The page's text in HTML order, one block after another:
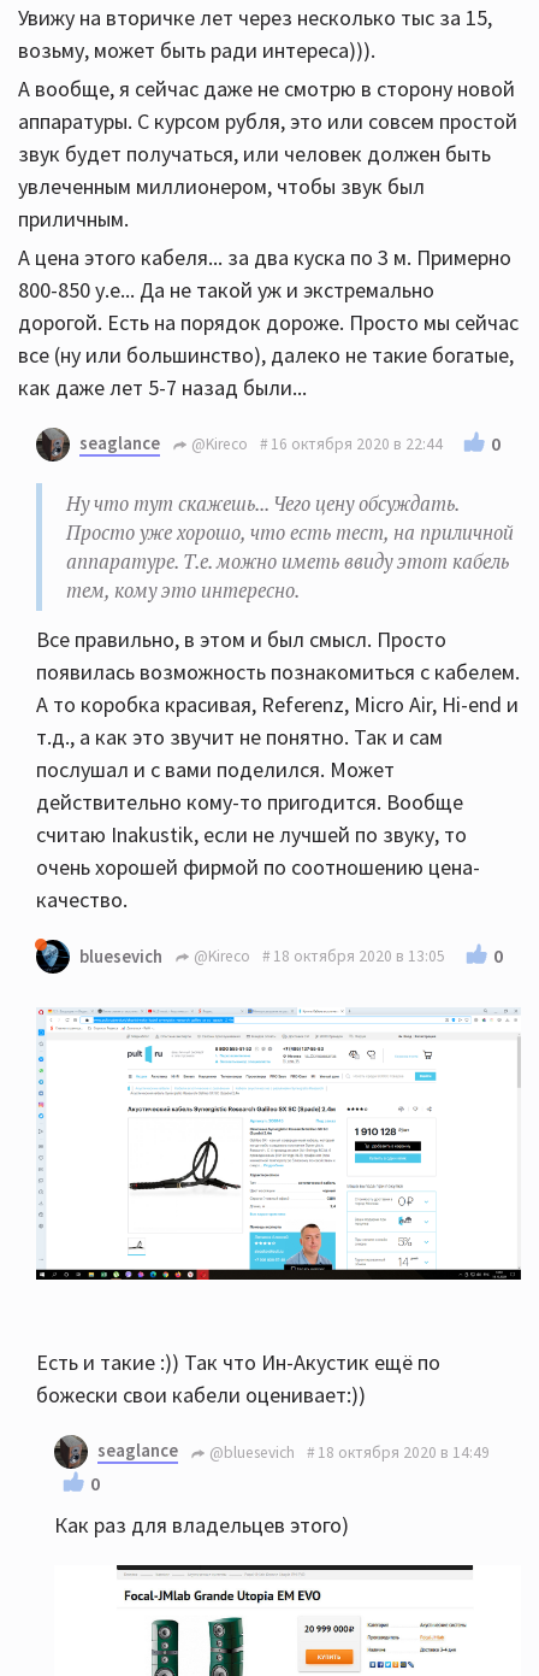
Увижу на вторичке лет через несколько тыс за 15,
возьму, может быть ради интереса))).
А вообще, я сейчас даже не смотрю в сторону новой
аппаратуры. С курсом рубля, это или совсем простой
звук будет получаться, или человек должен быть
увлеченным миллионером, чтобы звук был
приличным.
А цена этого кабеля... за два куска по 3 м. Примерно
800-850 у.е... Да не такой уж и экстремально
дорогой. Есть на порядок дороже. Просто мы сейчас
все (ну или большинство), далеко не такие богатые,
как даже лет 5-7 назад были...
seaglance @Kireco 16 октября 2020 в 22:44 0
Ну что тут скажешь... Чего цену обсуждать.
Просто уже хорошо, что есть тест, на приличной
аппаратуре. Т.е. можно иметь ввиду этот кабель
тем, кому это интересно.
Все правильно, в этом и был смысл. Просто
появилась возможность познакомиться с кабелем.
А то коробка красивая, Referenz, Micro Air, Hi-end и
т.д., а как это звучит не понятно. Так и сам
послушал и с вами поделился. Может
действительно кому-то пригодится. Вообще
считаю Inakustik, если не лучшей по звуку, то
очень хорошей фирмой по соотношению цена-
качество.
bluesevich @Kireco 18 октября 2020 в 13:05 0
Есть и такие :)) Так что Ин-Акустик ещё по
божески свои кабели оценивает:))
seaglance @bluesevich 18 октября 2020 в 14:49
0
Как раз для владельцев этого)